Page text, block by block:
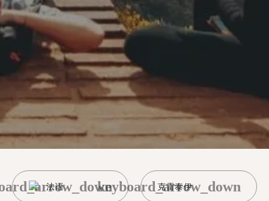
法语 克雷泰伊
keyboard_arrow_down